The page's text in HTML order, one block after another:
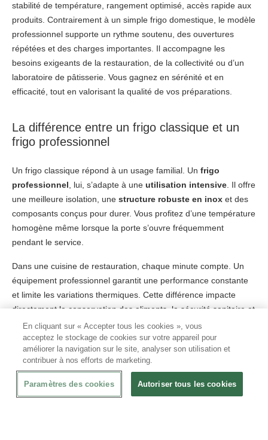
stabilité de température, rangement optimisé, accès rapide aux
produits. Contrairement à un simple frigo domestique, le modèle
professionnel supporte un rythme soutenu, des ouvertures
répétées et des charges importantes. Il accompagne les
besoins exigeants de la restauration, de la collectivité ou d’un
laboratoire de pâtisserie. Vous gagnez en sérénité et en
efficacité, tout en valorisant la qualité de vos préparations.
La différence entre un frigo classique et un
frigo professionnel
Un frigo classique répond à un usage familial. Un frigo
professionnel, lui, s’adapte à une utilisation intensive. Il offre
une meilleure isolation, une structure robuste en inox et des
composants conçus pour durer. Vous profitez d’une température
homogène même lorsque la porte s’ouvre fréquemment
pendant le service.
Dans une cuisine de restauration, chaque minute compte. Un
équipement professionnel garantit une performance constante
et limite les variations thermiques. Cette différence impacte
directement la conservation des aliments, la sécurité sanitaire et
votre tranquillité d’esprit.
Armoire réfrigérée professionnelle ventilée :
stabilité et performance
En cliquant sur « Accepter tous les cookies », vous
acceptez le stockage de cookies sur votre appareil pour
améliorer la navigation sur le site, analyser son utilisation et
contribuer à nos efforts de marketing.
Paramètres des cookies Autoriser tous les cookies